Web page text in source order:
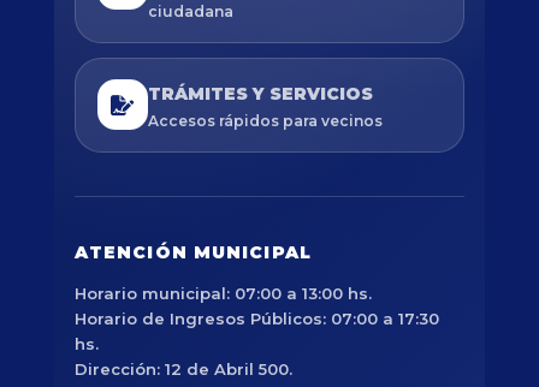
ciudadana
TRÁMITES Y SERVICIOS
Accesos rápidos para vecinos
ATENCIÓN MUNICIPAL
Horario municipal: 07:00 a 13:00 hs.
Horario de Ingresos Públicos: 07:00 a 17:30
hs.
Dirección: 12 de Abril 500.